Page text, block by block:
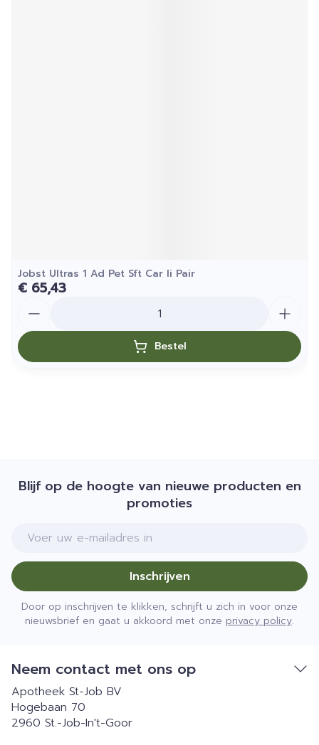
Jobst Ultras 1 Ad Pet Sft Car Ii Pair
€ 65,43
Bestel
Blijf op de hoogte van nieuwe producten en
promoties
E-mail adres
Inschrijven
Door op inschrijven te klikken, schrijft u zich in voor onze
nieuwsbrief en gaat u akkoord met onze privacy policy.
Neem contact met ons op
Apotheek St-Job BV
Hogebaan 70
2960 St.-Job-In't-Goor